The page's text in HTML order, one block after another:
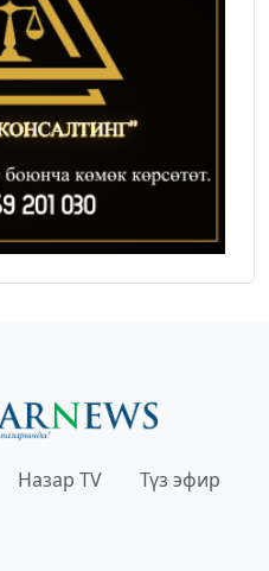
Назар TV Түз эфир